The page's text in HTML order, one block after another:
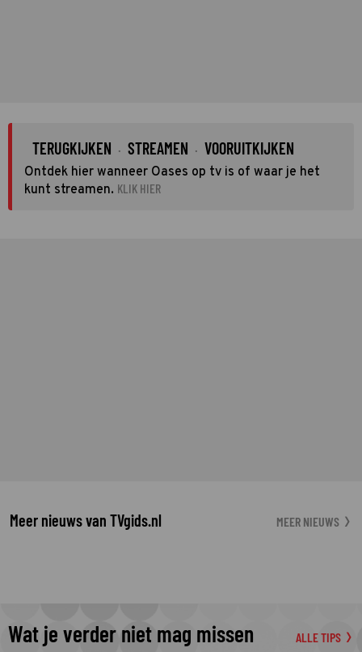
TERUGKIJKEN · STREAMEN · VOORUITKIJKEN
Ontdek hier wanneer Oases op tv is of waar je het
kunt streamen. KLIK HIER
Meer nieuws van TVgids.nl MEER NIEUWS
Wat je verder niet mag missen ALLE TIPS